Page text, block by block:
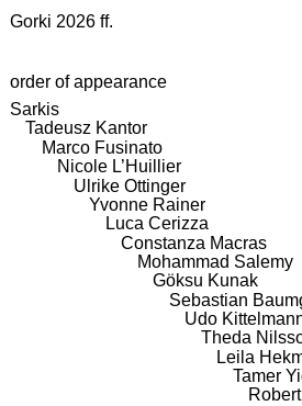
Gorki 2026 ff.
order of appearance
Sarkis
Tadeusz Kantor
Marco Fusinato
Nicole L’Huillier
Ulrike Ottinger
Yvonne Rainer
Luca Cerizza
Constanza Macras
Mohammad Salemy
Göksu Kunak
Sebastian
Udo
Theda
Leila
Tamer